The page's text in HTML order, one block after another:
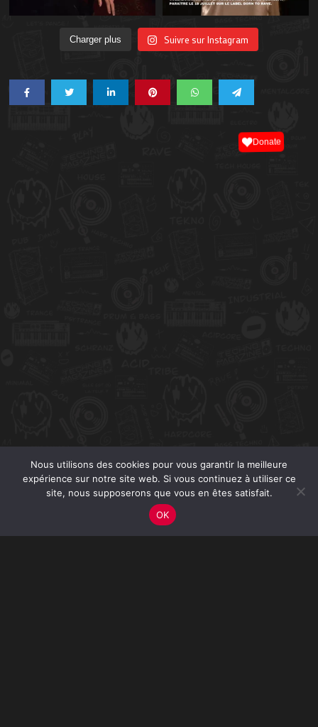
Charger plus Suivre sur Instagram
Nous utilisons des cookies pour vous garantir la meilleure
expérience sur notre site web. Si vous continuez à utiliser ce
site, nous supposerons que vous en êtes satisfait.
OK
Donate